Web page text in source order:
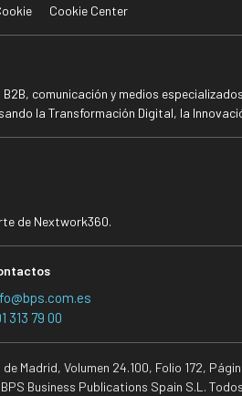
Cookie Center
comunicación y medios
la Transformación Digital, la
de Nextwork360.
313 79 00
Madrid, Volumen 24.100, Folio 172,
Business Publications Spain S.L.